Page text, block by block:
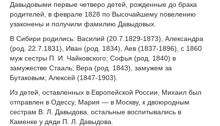
Давыдовыми первые четверо детей, рожденные до брака
родителей, в феврале 1828 по Высочайшему повелению
узаконены и получили фамилию Давыдовых.
В Сибири родились: Василий (20.7.1829-1873), Александра
(род. 22.7.1831), Иван (род. 1834), Аев (1837-1896), с 1860
муж сестры П. И. Чайковского; Софья (род. 1840) в
замужестве Стааль; Вера (род. 1843), замужем за
Бутаковым; Алексей (1847-1903).
Из детей, оставленных в Европейской России, Михаил был
отправлен в Одессу, Мария — в Москву, к двоюродным
сестрам В. Л. Давыдова, остальные воспитывались в
Каменке у дяди П. Л. Давыдова.